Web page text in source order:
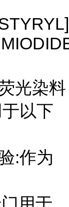
光染料
以下
:作为